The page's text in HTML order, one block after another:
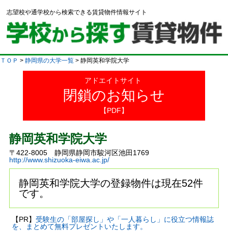
志望校や通学校から検索できる賃貸物件情報サイト
ＴＯＰ > 静岡県の大学一覧 > 静岡英和学院大学
アドエイトサイト
閉鎖のお知らせ
【PDF】
静岡英和学院大学
〒422-8005 静岡県静岡市駿河区池田1769
http://www.shizuoka-eiwa.ac.jp/
静岡英和学院大学の登録物件は現在52件
です。
【PR】 受験生の「部屋探し」や「一人暮らし」に役立つ情報誌
を、まとめて無料プレゼントいたします。